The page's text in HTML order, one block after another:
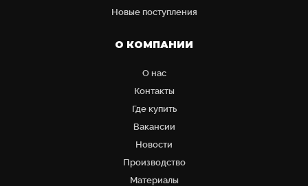
Новые поступления
О КОМПАНИИ
О нас
Контакты
Где купить
Вакансии
Новости
Производство
Материалы